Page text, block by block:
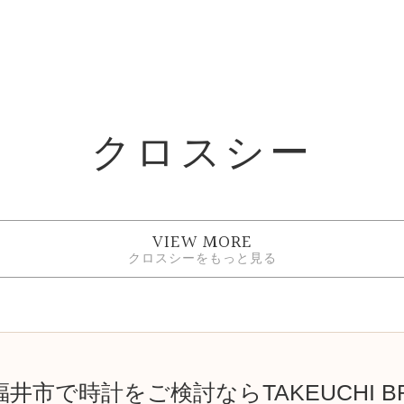
クロスシー
VIEW MORE
クロスシーをもっと見る
井市で時計をご検討ならTAKEUCHI